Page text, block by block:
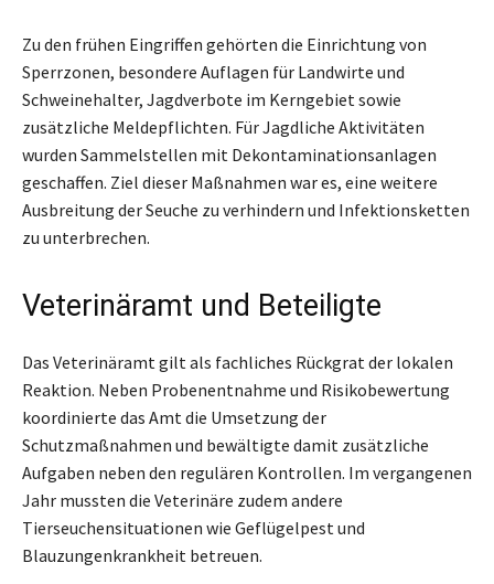
Zu den frühen Eingriffen gehörten die Einrichtung von
Sperrzonen, besondere Auflagen für Landwirte und
Schweinehalter, Jagdverbote im Kerngebiet sowie
zusätzliche Meldepflichten. Für Jagdliche Aktivitäten
wurden Sammelstellen mit Dekontaminationsanlagen
geschaffen. Ziel dieser Maßnahmen war es, eine weitere
Ausbreitung der Seuche zu verhindern und Infektionsketten
zu unterbrechen.
Veterinäramt und Beteiligte
Das Veterinäramt gilt als fachliches Rückgrat der lokalen
Reaktion. Neben Probenentnahme und Risikobewertung
koordinierte das Amt die Umsetzung der
Schutzmaßnahmen und bewältigte damit zusätzliche
Aufgaben neben den regulären Kontrollen. Im vergangenen
Jahr mussten die Veterinäre zudem andere
Tierseuchensituationen wie Geflügelpest und
Blauzungenkrankheit betreuen.